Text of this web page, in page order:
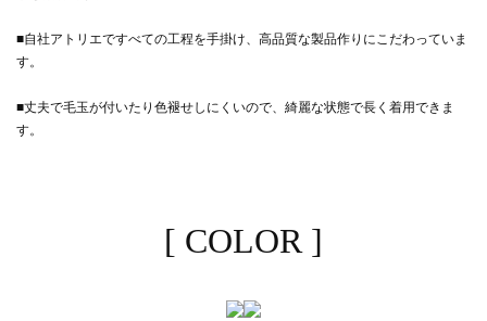
■自社アトリエですべての工程を手掛け、高品質な製品作りにこだわっていま
す。
■丈夫で毛玉が付いたり色褪せしにくいので、綺麗な状態で長く着用できま
す。
[ COLOR ]